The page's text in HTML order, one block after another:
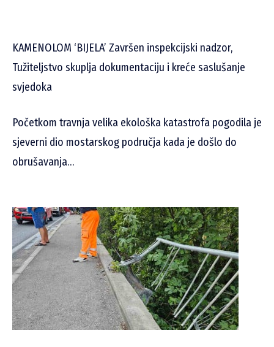
KAMENOLOM ‘BIJELA’ Završen inspekcijski nadzor,
Tužiteljstvo skuplja dokumentaciju i kreće saslušanje
svjedoka
Početkom travnja velika ekološka katastrofa pogodila je
sjeverni dio mostarskog područja kada je došlo do
obrušavanja…